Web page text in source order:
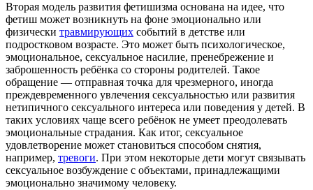
Вторая модель развития фетишизма основана на идее, что
фетиш может возникнуть на фоне эмоционально или
физически травмирующих событий в детстве или
подростковом возрасте. Это может быть психологическое,
эмоциональное, сексуальное насилие, пренебрежение и
заброшенность ребёнка со стороны родителей. Такое
обращение — отправная точка для чрезмерного, иногда
преждевременного увлечения сексуальностью или развития
нетипичного сексуального интереса или поведения у детей. В
таких условиях чаще всего ребёнок не умеет преодолевать
эмоциональные страдания. Как итог, сексуальное
удовлетворение может становиться способом снятия,
например, тревоги. При этом некоторые дети могут связывать
сексуальное возбуждение с объектами, принадлежащими
эмоционально значимому человеку.